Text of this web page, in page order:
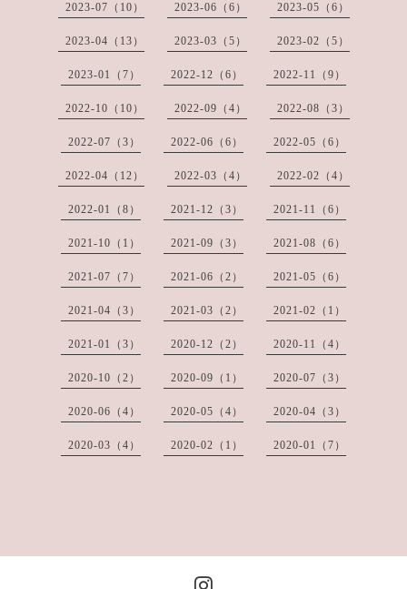
2023-07（10） 2023-06（6） 2023-05（6）
2023-04（13） 2023-03（5） 2023-02（5）
2023-01（7） 2022-12（6） 2022-11（9）
2022-10（10） 2022-09（4） 2022-08（3）
2022-07（3） 2022-06（6） 2022-05（6）
2022-04（12） 2022-03（4） 2022-02（4）
2022-01（8） 2021-12（3） 2021-11（6）
2021-10（1） 2021-09（3） 2021-08（6）
2021-07（7） 2021-06（2） 2021-05（6）
2021-04（3） 2021-03（2） 2021-02（1）
2021-01（3） 2020-12（2） 2020-11（4）
2020-10（2） 2020-09（1） 2020-07（3）
2020-06（4） 2020-05（4） 2020-04（3）
2020-03（4） 2020-02（1） 2020-01（7）